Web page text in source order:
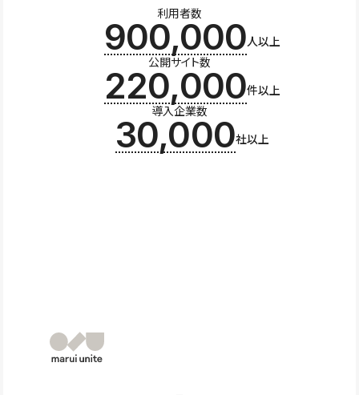
利用者数
900,000人以上
公開サイト数
220,000件以上
導入企業数
30,000社以上